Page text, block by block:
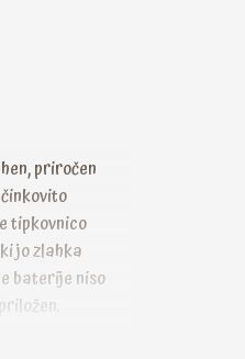
priročen
tipkovnico
jo zlahka
baterije niso